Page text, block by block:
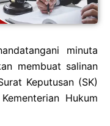
minuta
membuat salinan
Keputusan (SK)
Hukum